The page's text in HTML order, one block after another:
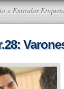
» Entradas